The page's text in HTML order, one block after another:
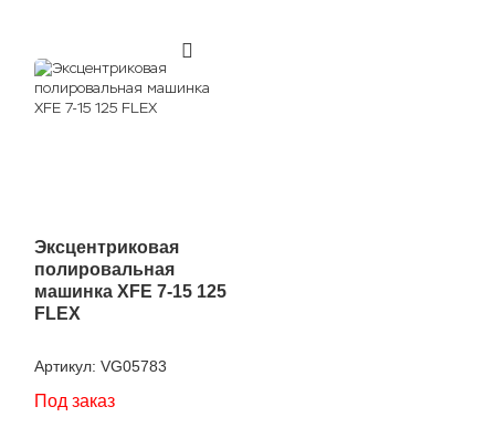
Эксцентриковая
полировальная
машинка XFE 7-15 125
FLEX
Артикул: VG05783
Под заказ